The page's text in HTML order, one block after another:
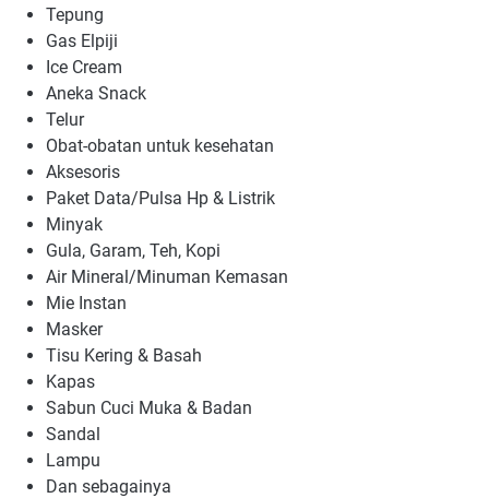
Tepung
Gas Elpiji
Ice Cream
Aneka Snack
Telur
Obat-obatan untuk kesehatan
Aksesoris
Paket Data/Pulsa Hp & Listrik
Minyak
Gula, Garam, Teh, Kopi
Air Mineral/Minuman Kemasan
Mie Instan
Masker
Tisu Kering & Basah
Kapas
Sabun Cuci Muka & Badan
Sandal
Lampu
Dan sebagainya